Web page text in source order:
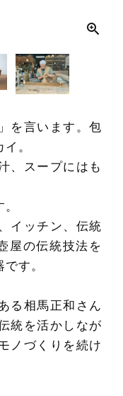
を言います。包
。
、スープにはも
イッチン、伝統
屋の伝統技法を
す。
る相馬正和さん
統を活かしなが
ノづくりを続け